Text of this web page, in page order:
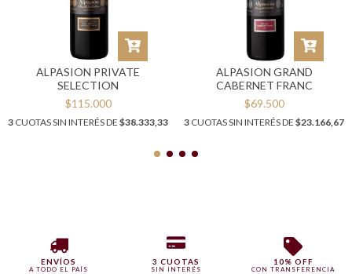
ALPASION PRIVATE
SELECTION
$115.000
3 CUOTAS SIN INTERÉS DE $38.333,33
ALPASION GRAND
CABERNET FRANC
$69.500
3 CUOTAS SIN INTERÉS DE $23.166,67
ENVÍOS
A TODO EL PAÍS
3 CUOTAS
SIN INTERÉS
10% OFF
CON TRANSFERENCIA